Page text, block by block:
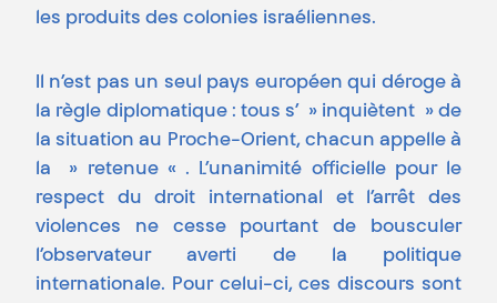
les produits des colonies israéliennes.
Il n’est pas un seul pays européen qui déroge à
la règle diplomatique : tous s’ » inquiètent » de
la situation au Proche-Orient, chacun appelle à
la » retenue « . L’unanimité officielle pour le
respect du droit international et l’arrêt des
violences ne cesse pourtant de bousculer
l’observateur averti de la politique
internationale. Pour celui-ci, ces discours sont